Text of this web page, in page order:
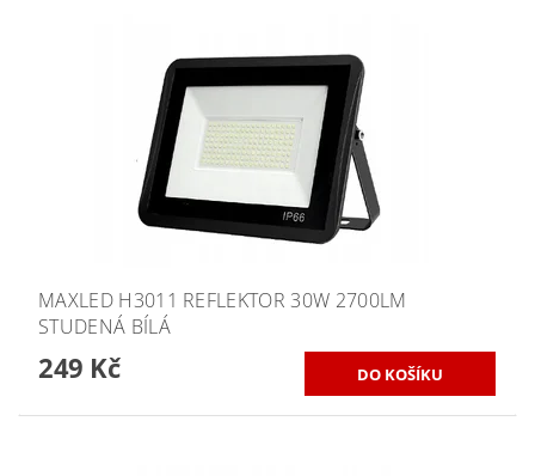
MAXLED H3011 REFLEKTOR 30W 2700LM
STUDENÁ BÍLÁ
249 Kč